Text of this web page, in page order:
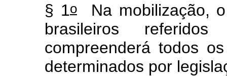
§ 1oNa mobilização, o
brasileiros referidos
compreenderá todos
determinados por